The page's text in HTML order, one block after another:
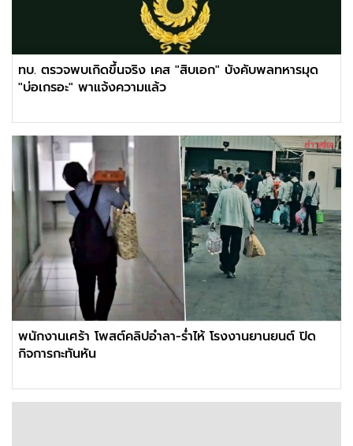
ทบ. ตรวจพบเกิดขึ้นจริง เคส "สิบเอก" บังคับพลทหารมุด
"บ่อเกรอะ" พาแจ้งความแล้ว
พนักงานเศร้า โพสต์คลิปอำลา-ร่ำไห้ โรงงานยานยนต์ ปิด
กิจการกะทันหัน